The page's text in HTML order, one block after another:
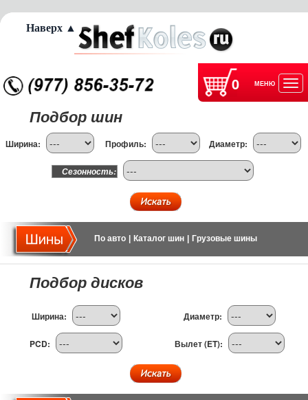
0 МЕНЮ
Подбор шин
Ширина: Профиль: Диаметр:
Сезонность:
По авто Каталог шин Грузовые шины
Подбор дисков
Ширина: Диаметр:
PCD: Вылет (ET):
Наверх ▲